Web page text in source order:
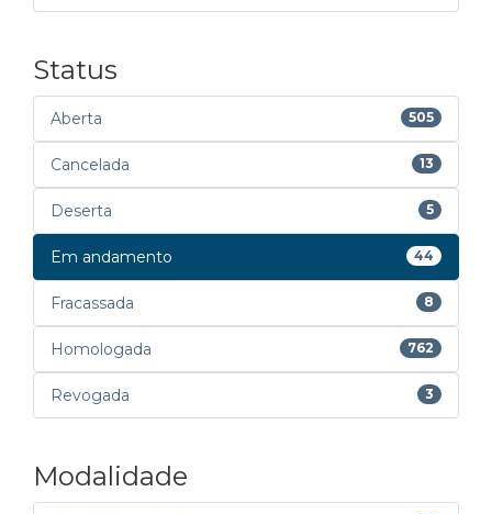
Status
Aberta 505
Cancelada 13
Deserta 5
Em andamento 44
Fracassada 8
Homologada 762
Revogada 3
Modalidade